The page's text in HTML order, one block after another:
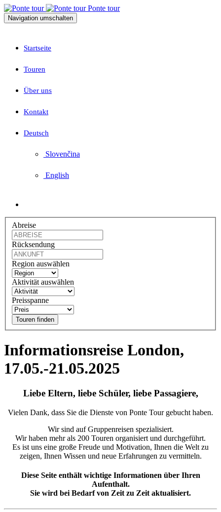
Ponte tour
Navigation umschalten
Startseite
Touren
Über uns
Kontakt
Deutsch
Slovenčina
English
Abreise
Rücksendung
Region auswählen
Aktivität auswählen
Preisspanne
Touren finden
Informationsreise London,
17.05.-21.05.2025
Liebe Eltern, liebe Schüler, liebe Passagiere,
Vielen Dank, dass Sie die Dienste von Ponte Tour gebucht haben.
Wir sind auf Gruppenreisen spezialisiert.
Wir haben mehr als 200 Touren organisiert und durchgeführt.
Es ist uns eine große Freude und Motivation, Ihnen die Welt zu
zeigen, Ihnen Wissen und neue Erfahrungen zu vermitteln.
Diese Seite enthält wichtige Informationen über Ihren
Aufenthalt.
Sie wird bei Bedarf von Zeit zu Zeit aktualisiert.